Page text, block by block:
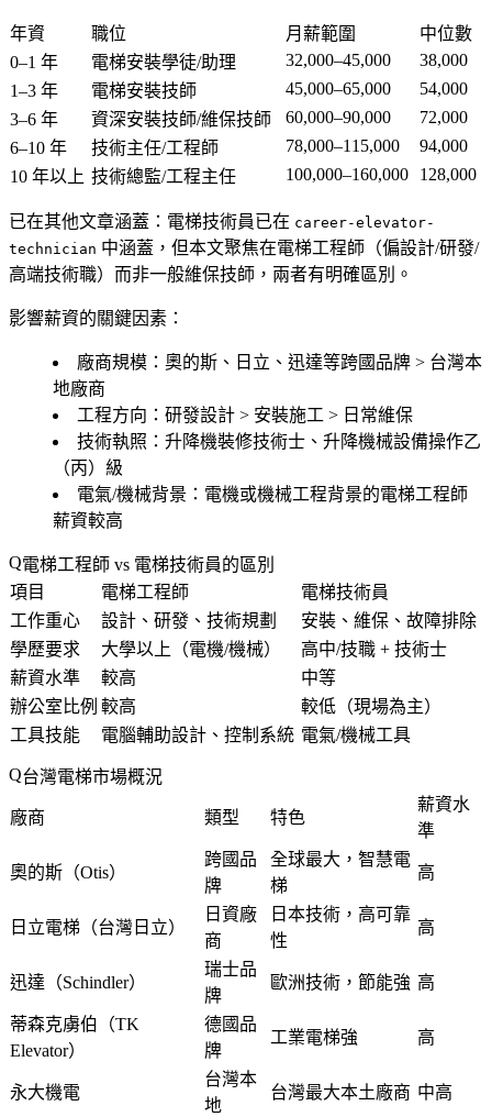
年資 職位 月薪範圍
中位數
0–1 年
電梯安裝學徒/助理 32,000–45,000
38,000
1–3 年
電梯安裝技師 45,000–65,000
54,000
3–6 年
資深安裝技師/維保技師 60,000–90,000
72,000
6–10 年
技術主任/工程師 78,000–115,000
94,000
10 年以上 技術總監/工程主任 100,000–160,000 128,000
已在其他文章涵蓋 ：電梯技術員已在 career-elevator-
technician 中涵蓋，但本文聚焦在電梯工程師 （偏設計/研發/
高端技術職）而非一般維保技師，兩者有明確區別。
影響薪資的關鍵因素：
廠商規模 ：奧的斯、日立、迅達等跨國品牌 > 台灣本
地廠商
工程方向 ：研發設計 > 安裝施工 > 日常維保
技術執照 ：升降機裝修技術士、升降機械設備操作乙
（丙）級
電氣/機械背景 ：電機或機械工程背景的電梯工程師
薪資較高
電梯工程師 vs 電梯技術員的區別
項目
電梯工程師
電梯技術員
工作重心
設計、研發、技術規劃
安裝、維保、故障排除
學歷要求
大學以上（電機/機械）
高中/技職 + 技術士
薪資水準
較高
中等
辦公室比例 較高
較低（現場為主）
工具技能
電腦輔助設計、控制系統 電氣/機械工具
台灣電梯市場概況
廠商 類型 特色
薪資水
準
奧的斯（Otis）
跨國品
牌
全球最大，智慧電
梯
高
日立電梯（台灣日立）
日資廠
商
日本技術，高可靠
性
高
迅達（Schindler）
瑞士品
牌
歐洲技術，節能強 高
蒂森克虜伯（TK
Elevator）
德國品
牌
工業電梯強 高
永大機電
台灣本
地
台灣最大本土廠商 中高